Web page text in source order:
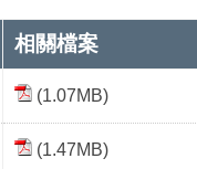
相關檔案
(1.07MB)
(1.47MB)